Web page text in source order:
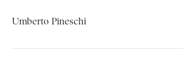
Umberto Pineschi